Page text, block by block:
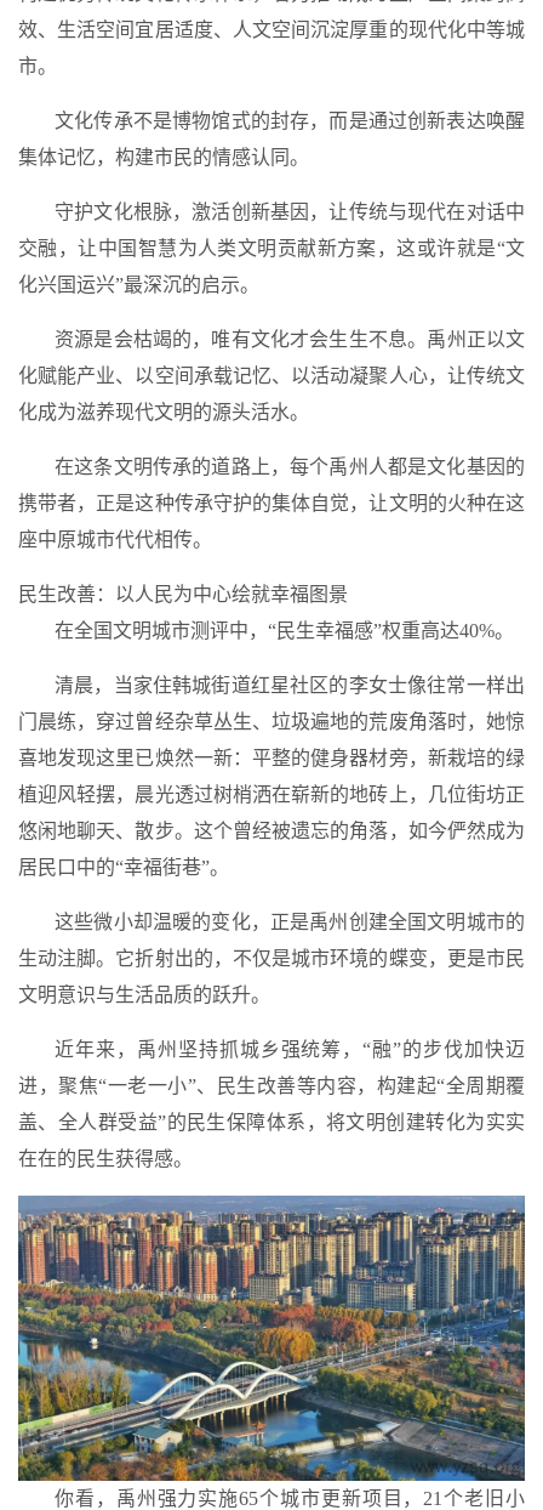
效、生活空间宜居适度、人文空间沉淀厚重的现代化中等城
市。
文化传承不是博物馆式的封存，而是通过创新表达唤醒
集体记忆，构建市民的情感认同。
守护文化根脉，激活创新基因，让传统与现代在对话中
交融，让中国智慧为人类文明贡献新方案，这或许就是“文
化兴国运兴”最深沉的启示。
资源是会枯竭的， 唯有文化才会生生不息。禹州正以文
化赋能产业、以空间承载记忆、以活动凝聚人心，让传统文
化成为滋养现代文明的源头活水。
在这条文明传承的道路上，每个禹州人都是文化基因的
携带者，正是这种传承守护的集体自觉，让文明的火种在这
座中原城市代代相传。
民生改善：以人民为中心绘就幸福图景
在全国文明城市测评中，“民生幸福感”权重高达40%。
清晨，当家住韩城街道红星社区的李女士像往常一样出
门晨练，穿过曾经杂草丛生、垃圾遍地的荒废角落时，她惊
喜地发现这里已焕然一新：平整的健身器材旁，新栽培的绿
植迎风轻摆，晨光透过树梢洒在崭新的地砖上，几位街坊正
悠闲地聊天、散步。这个曾经被遗忘的角落，如今俨然成为
居民口中的“幸福街巷”。
这些微小却温暖的变化，正是禹州创建全国文明城市的
生动注脚。它折射出的，不仅是城市环境的蝶变，更是市民
文明意识与生活品质的跃升。
近年来，禹州坚持抓城乡强统筹，“融”的步伐加快迈
进，聚焦“一老一小”、民生改善等内容，构建起“全周期覆
盖、全人群受益”的民生保障体系，将文明创建转化为实实
在在的民生获得感。
你看，禹州强力实施65个城市更新项目， 21 个老旧小